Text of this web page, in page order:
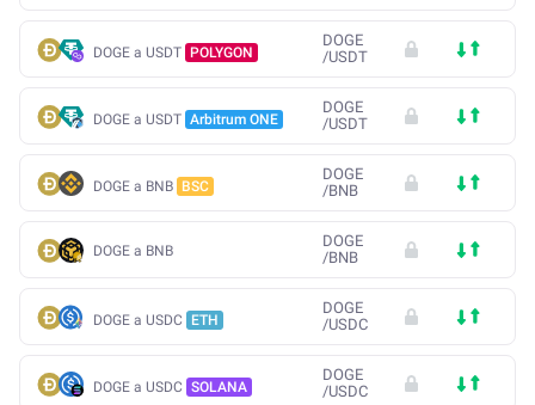
DOGE a USDT POLYGON
DOGE
/USDT
DOGE a USDT Arbitrum ONE
DOGE
/USDT
DOGE a BNB BSC
DOGE
/BNB
DOGE a BNB
DOGE
/BNB
DOGE a USDC ETH
DOGE
/USDC
DOGE a USDC SOLANA
DOGE
/USDC